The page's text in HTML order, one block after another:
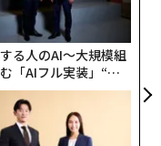
る人のAI〜大規模組
「AIフル実装」“使
から“動く”企業へ【N
モビジネス×PwC】